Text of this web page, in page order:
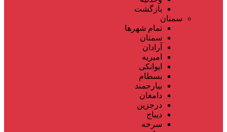
بازگشت
سمنان
تمام شهر‌ها
سمنان
آرادان
امیریه
ایوانکی
بسطام
بیارجمند
دامغان
درجزین
دیباج
سرخه